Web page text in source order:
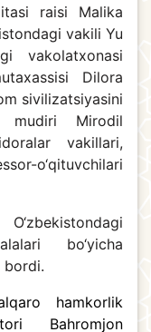
raisi Malika
vakili Yu
vakolatxonasi
Dilora
sivilizatsiyasini
mudiri Mirodil
vakillari,
o‘qituvchilari
bo‘yicha
bordi.
hamkorlik
Bahromjon